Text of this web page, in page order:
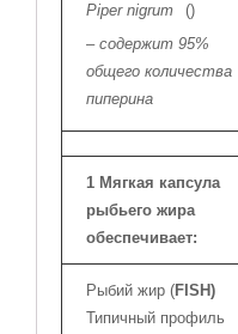
(
Piper nigrum
)
– содержит 95%
общего количества
пиперина
1 Мягкая капсула
рыбьего жира
обеспечивает:
Рыбий жир (FISH)
Типичный профиль